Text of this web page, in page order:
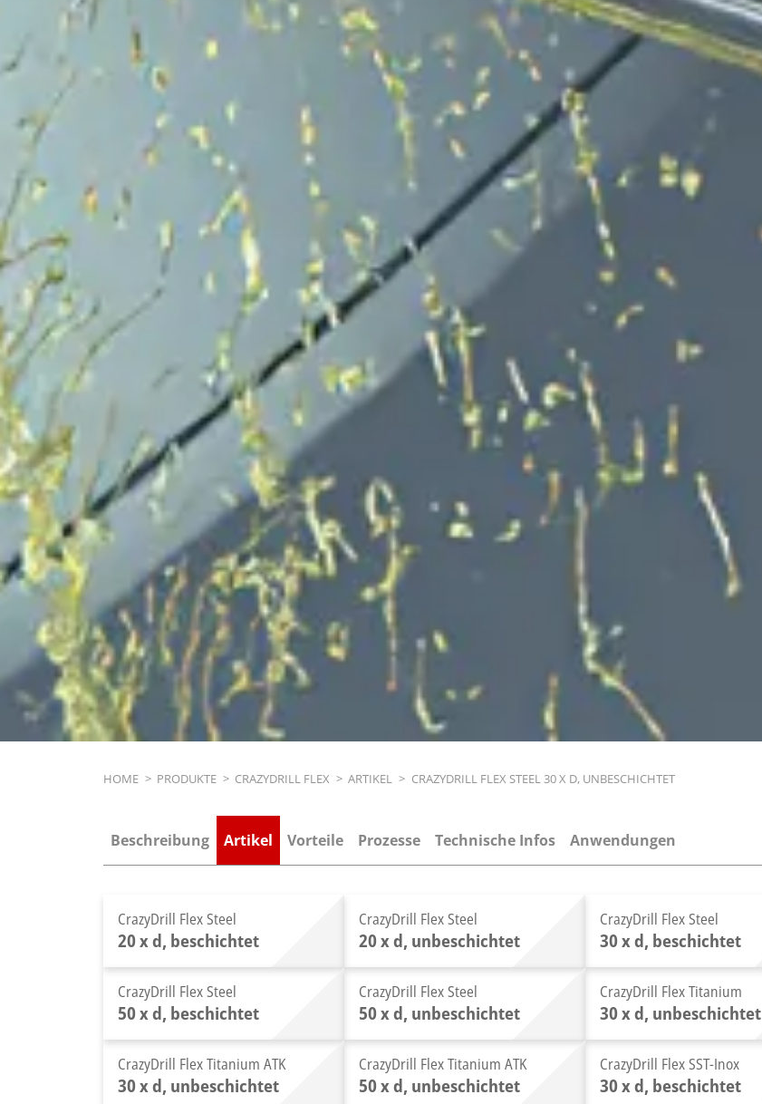
Breadcrumb
HOME > PRODUKTE > CRAZYDRILL FLEX > ARTIKEL > CRAZYDRILL FLEX STEEL 30 X D, UNBESCHICHTET
Beschreibung Artikel Vorteile Prozesse Technische Infos Anwendungen
CrazyDrill Flex Steel
20 x d, beschichtet
CrazyDrill Flex Steel
20 x d, unbeschichtet
CrazyDrill Flex Steel
30 x d, beschichtet
CrazyDrill Flex Steel
50 x d, beschichtet
CrazyDrill Flex Steel
50 x d, unbeschichtet
CrazyDrill Flex Titanium
30 x d, unbeschichtet
CrazyDrill Flex Titanium ATK
30 x d, unbeschichtet
CrazyDrill Flex Titanium ATK
50 x d, unbeschichtet
CrazyDrill Flex SST-Inox
30 x d, beschichtet